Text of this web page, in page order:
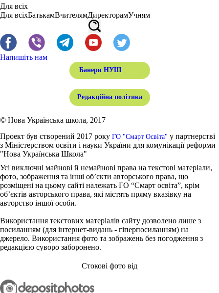
Для всіх
Для всіхБатькамВчителямДиректорамУчням
Напишіть нам
Банери НУШ
Редакційна політика
© Нова Українська школа, 2017
Проект був створений 2017 року ГО "Смарт Освіта" у партнерстві
з Міністерством освіти і науки України для комунікації реформи
"Нова Українська Школа"
Усі виключні майнові й немайнові права на текстові матеріали,
фото, зображення та інші об’єкти авторського права, що
розміщені на цьому сайті належать ГО “Смарт освіта”, крім
об’єктів авторського права, які містять пряму вказівку на
авторство іншої особи.
Використання текстових матеріалів сайту дозволено лише з
посиланням (для інтернет-видань - гіперпосиланням) на
джерело. Використання фото та зображень без погодження з
редакцією суворо заборонено.
Стокові фото від